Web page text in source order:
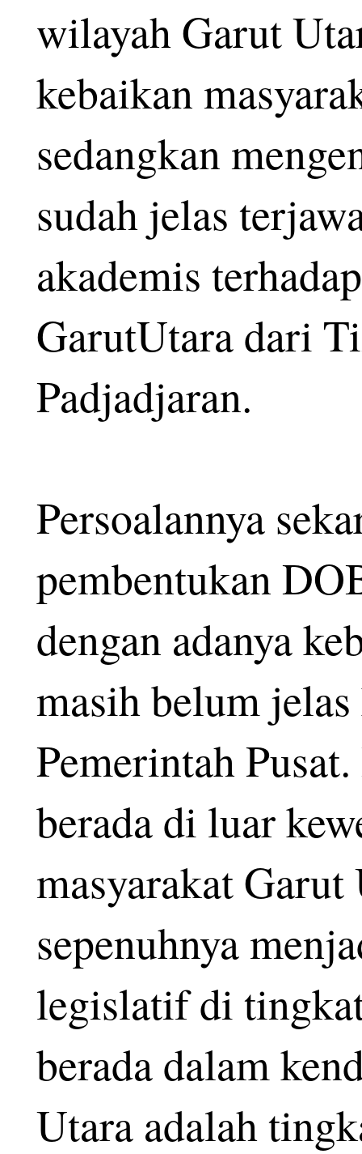
wilayah Garut
kebaikan
sedangkan
sudah jelas
akademis
GarutUtara dari
Padjadjaran.
Persoalannya
pembentukan
dengan adanya
masih belum
Pemerintah
berada di luar
masyarakat
sepenuhnya
legislatif di
berada dalam
Utara adalah